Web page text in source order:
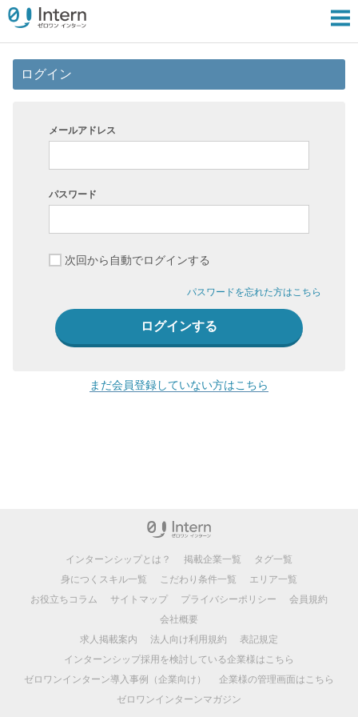
ログイン
メールアドレス
パスワード
次回から自動でログインする
パスワードを忘れた方はこちら
まだ会員登録していない方はこちら
インターンシップとは？ 掲載企業一覧
タグ一覧
身につくスキル一覧
こだわり条件一覧
エリア一覧
お役立ちコラム
サイトマップ プライバシーポリシー
会員規約
会社概要
求人掲載案内
法人向け利用規約
表記規定
インターンシップ採用を検討している企業様はこちら
ゼロワンインターン導入事例（企業向け）
企業様の管理画面はこちら
ゼロワンインターンマガジン